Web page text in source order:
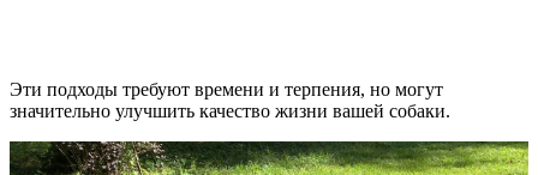
Эти подходы требуют времени и терпения, но могут
значительно улучшить качество жизни вашей собаки.